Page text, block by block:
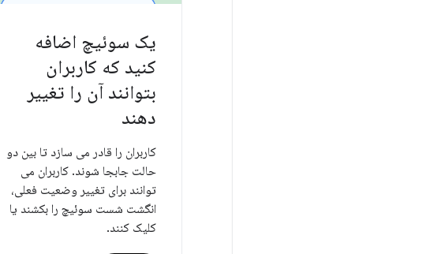
یک سوئیچ اضافه
کنید که کاربران
بتوانند آن را تغییر
دهند
کاربران را قادر می سازد تا بین دو
حالت جابجا شوند. کاربران می
توانند برای تغییر وضعیت فعلی،
انگشت شست سوئیچ را بکشند یا
کلیک کنند.